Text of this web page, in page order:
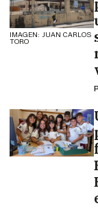
IMAGEN: JUAN CARLOS
TORO